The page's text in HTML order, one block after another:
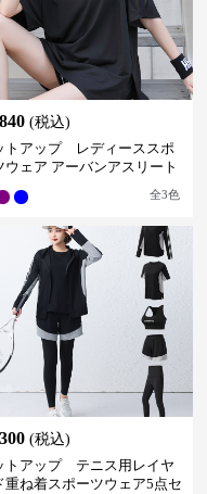
(税込)
トアップ レディーススポ
ウェア アーバンアスリート
全3色
(税込)
トアップ テニス用レイヤ
重ね着スポーツウェア5点セ